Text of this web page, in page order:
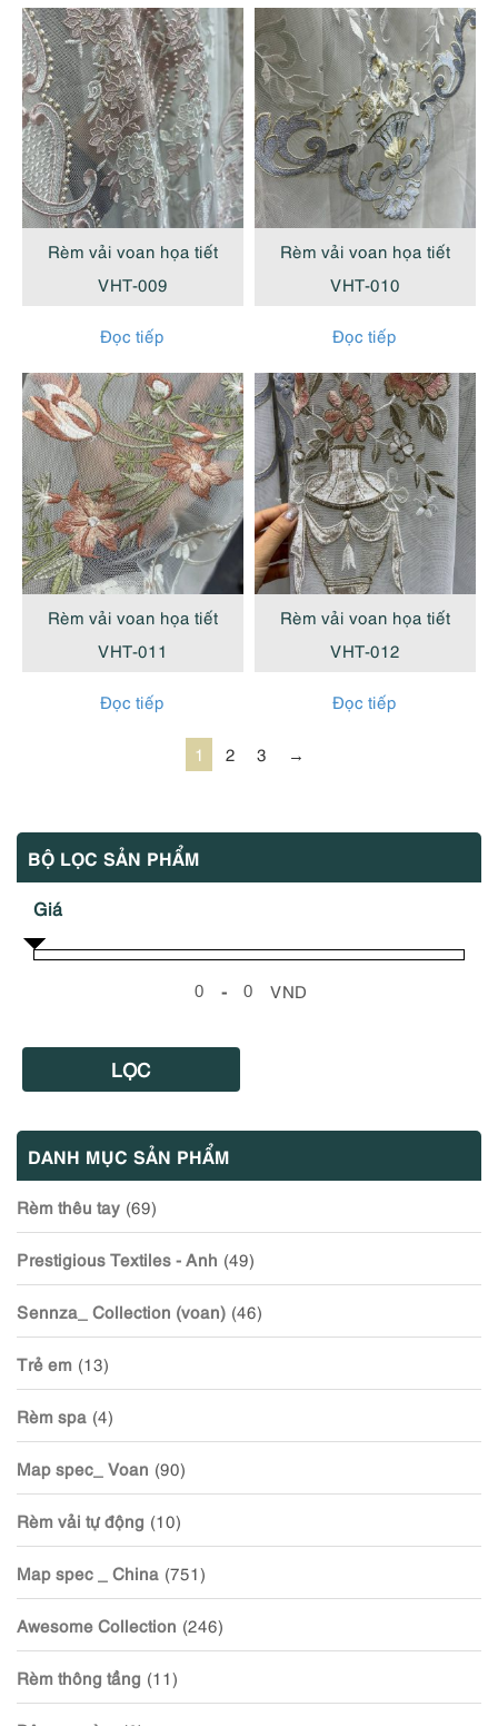
Rèm vải voan họa tiết
VHT-009
Đọc tiếp
Rèm vải voan họa tiết
VHT-010
Đọc tiếp
Rèm vải voan họa tiết
VHT-011
Đọc tiếp
Rèm vải voan họa tiết
VHT-012
Đọc tiếp
1 2 3 →
BỘ LỌC SẢN PHẨM
Giá
Minimum Price
-
Maximum Price
VND
LỌC
DANH MỤC SẢN PHẨM
Rèm thêu tay (69)
Prestigious Textiles - Anh (49)
Sennza_ Collection (voan) (46)
Trẻ em (13)
Rèm spa (4)
Map spec_ Voan (90)
Rèm vải tự động (10)
Map spec _ China (751)
Awesome Collection (246)
Rèm thông tầng (11)